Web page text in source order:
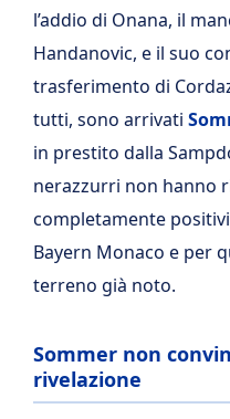
l’addio di Onana, il
Handanovic, e il suo
trasferimento di
tutti, sono arrivati
in prestito dalla
nerazzurri non hanno
completamente
Bayern Monaco e per
terreno già noto.
Sommer non
rivelazione